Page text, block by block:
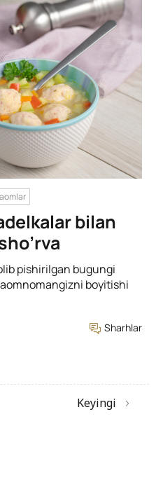
bilan
pishirilgan bugungi
boyitishi
Sharhlar
Keyingi